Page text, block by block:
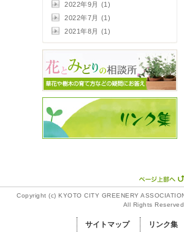
2022年9月 (1)
2022年7月 (1)
2021年8月 (1)
Copyright (c) KYOTO CITY GREENERY
All Rights Reserved.
サイトマップ リンク集